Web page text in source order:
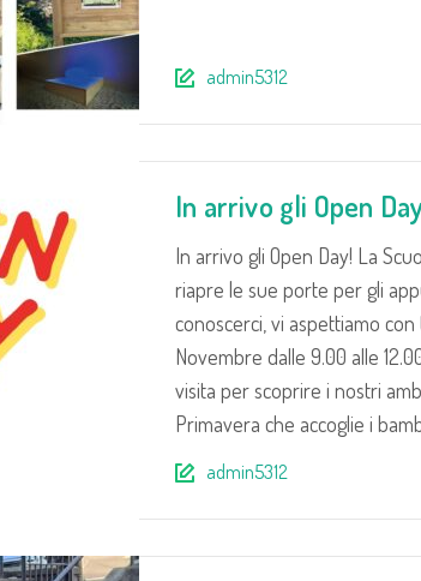
admin5312
In arrivo gli Open
In arrivo gli Open Day! La
riapre le sue porte per gli
conoscerci, vi aspettiamo
Novembre dalle 9.00 alle
visita per scoprire i nostri
Primavera che accoglie i
admin5312